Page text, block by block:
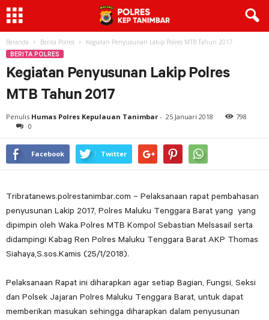
Beranda Berita Polres Kegiatan Penyusunan Lakip Polres MTB Tahun 2017
BERITA POLRES
Kegiatan Penyusunan Lakip Polres
MTB Tahun 2017
Penulis Humas Polres Kepulauan Tanimbar - 25 Januari 2018
798
0
Facebook Twitter
Tribratanews.polrestanimbar.com – Pelaksanaan rapat pembahasan
penyusunan Lakip 2017, Polres Maluku Tenggara Barat yang yang
dipimpin oleh Waka Polres MTB Kompol Sebastian Melsasail serta
didampingi Kabag Ren Polres Maluku Tenggara Barat AKP Thomas
Siahaya,S.sos.Kamis (25/1/2018).
Pelaksanaan Rapat ini diharapkan agar setiap Bagian, Fungsi, Seksi
dan Polsek Jajaran Polres Maluku Tenggara Barat, untuk dapat
memberikan masukan sehingga diharapkan dalam penyusunan